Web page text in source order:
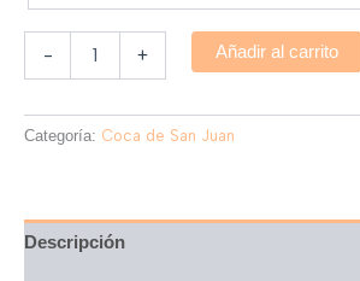
- + Añadir al carrito
Categoría: Coca de San Juan
Descripción